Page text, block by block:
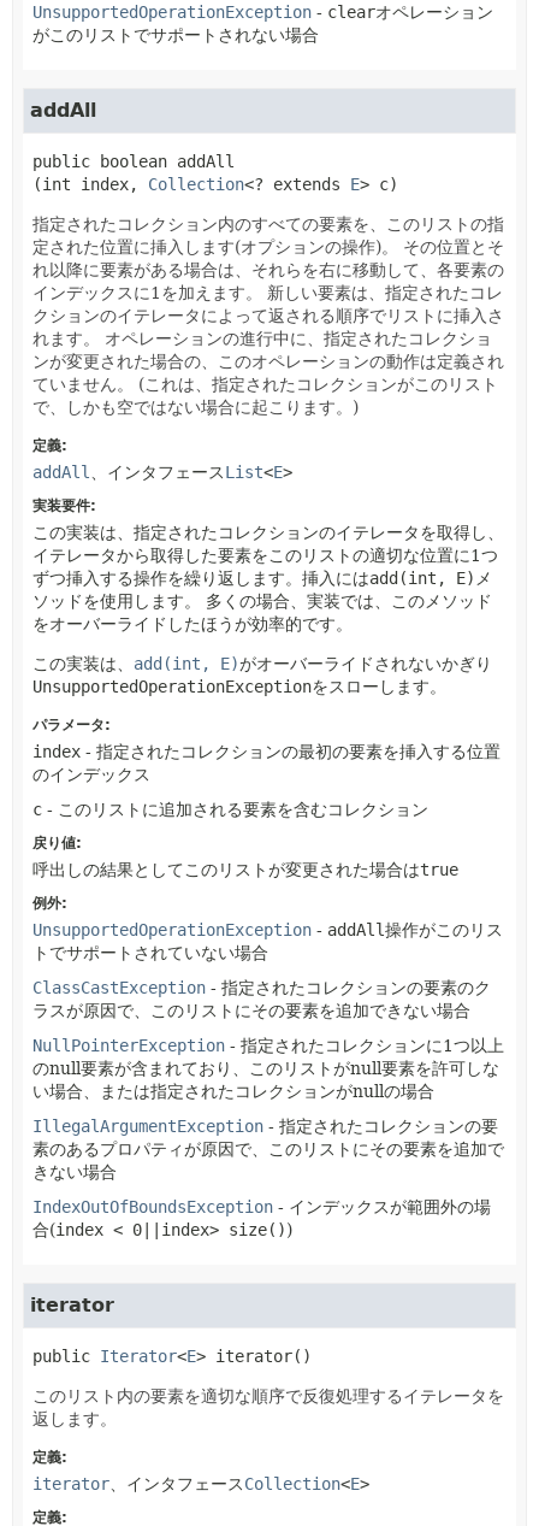
UnsupportedOperationException - clearオペレーション
がこのリストでサポートされない場合
addAll
public boolean addAll
(int index, Collection<? extends E> c)
指定されたコレクション内のすべての要素を、このリストの指
定された位置に挿入します(オプションの操作)。
その位置とそ
れ以降に要素がある場合は、それらを右に移動して、各要素の
インデックスに1を加えます。
新しい要素は、指定されたコレ
クションのイテレータによって返される順序でリストに挿入さ
れます。
オペレーションの進行中に、指定されたコレクショ
ンが変更された場合の、このオペレーションの動作は定義され
ていません。
(これは、指定されたコレクションがこのリスト
で、しかも空ではない場合に起こります。)
定義:
addAll 、インタフェースList<E>
実装要件:
この実装は、指定されたコレクションのイテレータを取得し、
イテレータから取得した要素をこのリストの適切な位置に1つ
ずつ挿入する操作を繰り返します。挿入にはadd(int, E) メ
ソッドを使用します。
多くの場合、実装では、このメソッド
をオーバーライドしたほうが効率的です。
この実装は、 add(int, E)がオーバーライドされないかぎり
UnsupportedOperationExceptionをスローします。
パラメータ:
index - 指定されたコレクションの最初の要素を挿入する位置
のインデックス
c - このリストに追加される要素を含むコレクション
戻り値:
呼出しの結果としてこのリストが変更された場合はtrue
例外:
UnsupportedOperationException - addAll操作がこのリス
トでサポートされていない場合
ClassCastException - 指定されたコレクションの要素のク
ラスが原因で、このリストにその要素を追加できない場合
NullPointerException - 指定されたコレクションに1つ以上
のnull要素が含まれており、このリストがnull要素を許可しな
い場合、または指定されたコレクションがnullの場合
IllegalArgumentException - 指定されたコレクションの要
素のあるプロパティが原因で、このリストにその要素を追加で
きない場合
IndexOutOfBoundsException - インデックスが範囲外の場
合(index < 0||index> size())
iterator
public Iterator<E> iterator()
このリスト内の要素を適切な順序で反復処理するイテレータを
返します。
定義:
iterator 、インタフェースCollection<E>
定義: